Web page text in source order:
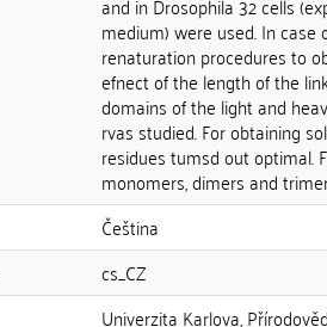
medium) were used. In case
renaturation procedures to
efnect of the length of the
domains of the light and
rvas studied. For obtaining
residues tumsd out optimal.
monomers, dimers and
Čeština
cs_CZ
Univerzita Karlova,